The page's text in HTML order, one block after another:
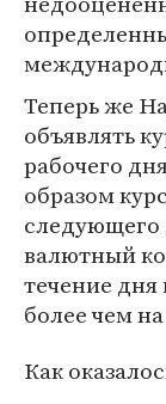
Теперь же
объявлять
рабочего
образом
следующего
валютный
течение дня
более чем
Как